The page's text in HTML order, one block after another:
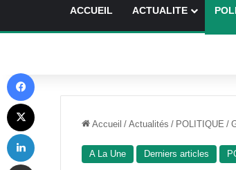
ACCUEIL ACTUALITE
Accueil / Actualités / POLITIQUE /
A La Une Derniers articles